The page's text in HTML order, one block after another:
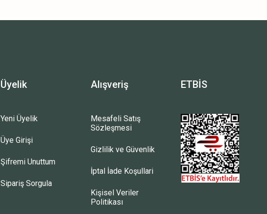
Üyelik
Yeni Üyelik
Üye Girişi
Şifremi Unuttum
Sipariş Sorgula
Alışveriş
Mesafeli Satış
Sözleşmesi
Gizlilik ve Güvenlik
İptal İade Koşullari
Kişisel Veriler
Politikası
ETBİS